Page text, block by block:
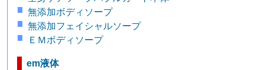
無添加ボディソープ
無添加フェイシャルソープ
ＥＭボディソープ
em液体